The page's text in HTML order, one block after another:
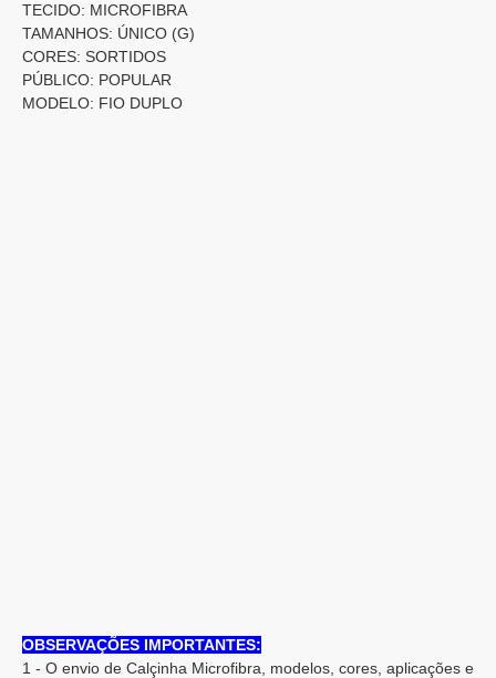
TECIDO: MICROFIBRA
TAMANHOS: ÚNICO (G)
CORES: SORTIDOS
PÚBLICO: POPULAR
MODELO: FIO DUPLO
OBSERVAÇÕES IMPORTANTES:
1 - O envio de Calçinha Microfibra, modelos, cores, aplicações e